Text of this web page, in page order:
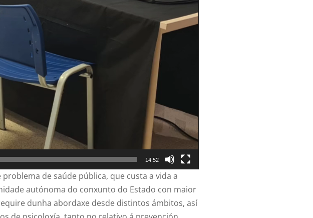
14:52
de saúde pública, que custa a vida a
autónoma do conxunto do Estado con maior
dunha abordaxe desde distintos ámbitos, así